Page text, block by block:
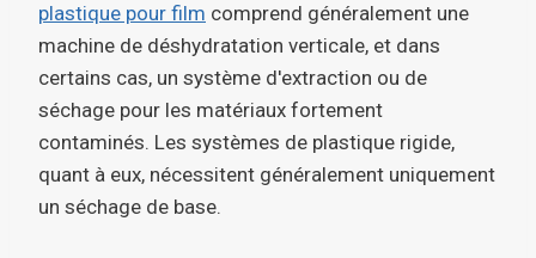
plastique pour film comprend généralement une
machine de déshydratation verticale, et dans
certains cas, un système d'extraction ou de
séchage pour les matériaux fortement
contaminés. Les systèmes de plastique rigide,
quant à eux, nécessitent généralement uniquement
un séchage de base.